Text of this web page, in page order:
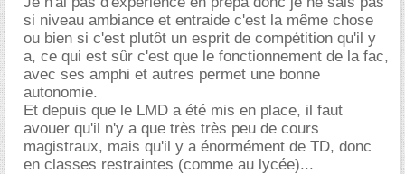
si niveau ambiance et entraide c'est la même chose
ou bien si c'est plutôt un esprit de compétition qu'il y
a, ce qui est sûr c'est que le fonctionnement de la fac,
avec ses amphi et autres permet une bonne
autonomie.
Et depuis que le LMD a été mis en place, il faut
avouer qu'il n'y a que très très peu de cours
magistraux, mais qu'il y a énormément de TD, donc
en classes restraintes (comme au lycée)...